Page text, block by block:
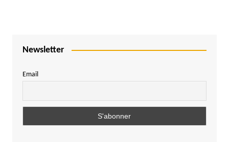
Newsletter
Email